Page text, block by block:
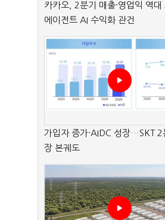
카카오, 2분기 매출·영업익 역
에이전트 AI 수익화 관건
가입자 증가·AIDC 성장…SKT 2
장 본궤도